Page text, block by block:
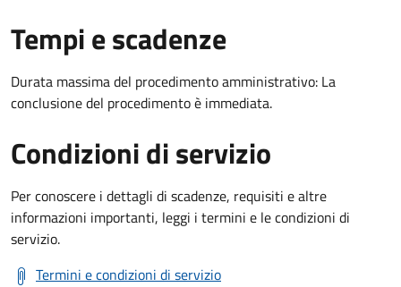
Tempi e scadenze
Durata massima del procedimento amministrativo: La
conclusione del procedimento è immediata.
Condizioni di servizio
Per conoscere i dettagli di scadenze, requisiti e altre
informazioni importanti, leggi i termini e le condizioni di
servizio.
Termini e condizioni di servizio